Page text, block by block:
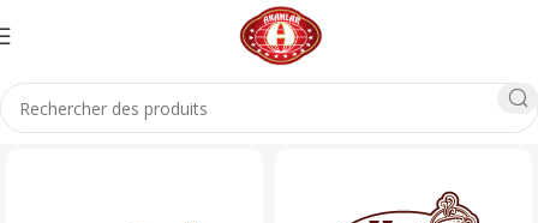
Accueil Produits